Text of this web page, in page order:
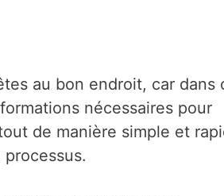
au bon endroit, car dans
nécessaires pour
de manière simple et